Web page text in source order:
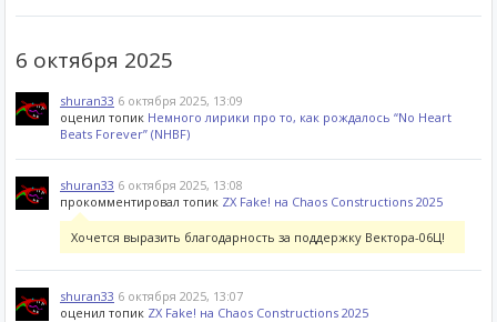
6 октября 2025
shuran33 6 октября 2025, 13:09
оценил топик Немного лирики про то, как рождалось “No Heart
Beats Forever” (NHBF)
shuran33 6 октября 2025, 13:08
прокомментировал топик ZX Fake! на Chaos Constructions 2025
Хочется выразить благодарность за поддержку Вектора-06Ц!
shuran33 6 октября 2025, 13:07
оценил топик ZX Fake! на Chaos Constructions 2025